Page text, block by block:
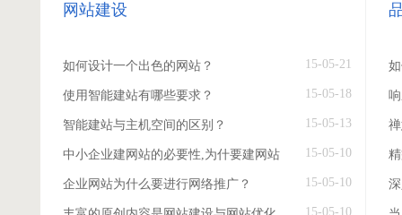
网站建设
如何设计一个出色的网站？ 15-05-21
使用智能建站有哪些要求？ 15-05-18
智能建站与主机空间的区别？ 15-05-13
中小企业建网站的必要性,为什要建网站 15-05-10
企业网站为什么要进行网络推广？ 15-05-10
15-05-10